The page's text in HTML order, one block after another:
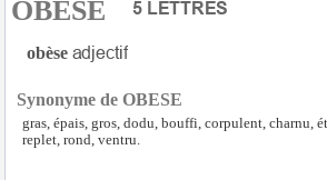
OBESE
obèse
Synonyme de OBESE
gras, épais, gros, dodu, bouffi, corpulent, charnu,
replet, rond, ventru.